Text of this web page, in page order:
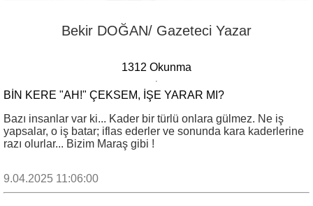
Bekir DOĞAN/ Gazeteci Yazar
1312 Okunma
BIN KERE "AH!" ÇEKSEM, İŞE YARAR MI?
Bazı insanlar var ki... Kader bir türlü onlara gülmez. Ne iş
yapsalar, o iş batar; iflas ederler ve sonunda kara kaderlerine
razı olurlar... Bizim Maraş gibi !
9.04.2025 11:06:00